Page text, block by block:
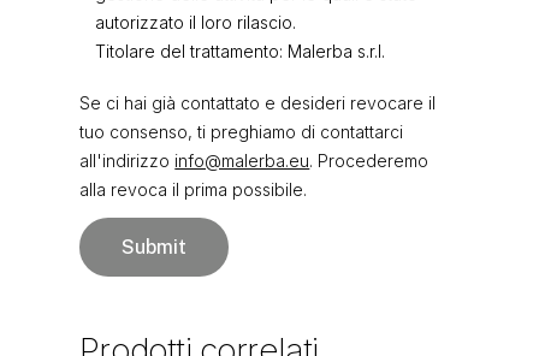
autorizzato il loro rilascio.
Titolare del trattamento: Malerba s.r.l.
Se ci hai già contattato e desideri revocare il
tuo consenso, ti preghiamo di contattarci
all'indirizzo info@malerba.eu. Procederemo
alla revoca il prima possibile.